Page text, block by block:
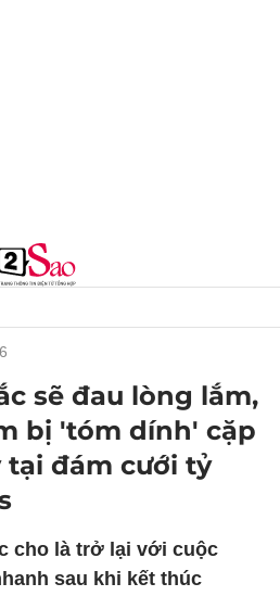
sẽ đau lòng lắm,
bị 'tóm dính' cặp
tại đám cưới tỷ
cho là trở lại với cuộc
sau khi kết thúc